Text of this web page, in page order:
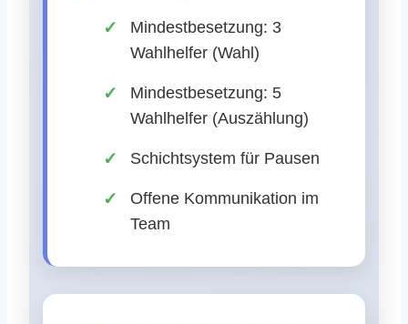
Mindestbesetzung: 3
Wahlhelfer (Wahl)
Mindestbesetzung: 5
Wahlhelfer (Auszählung)
Schichtsystem für Pausen
Offene Kommunikation im
Team